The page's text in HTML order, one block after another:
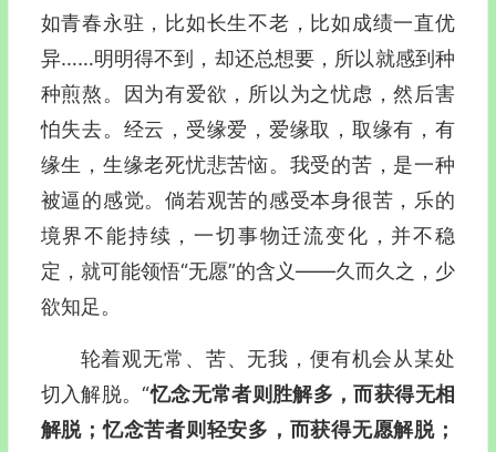
如青春永驻，比如长生不老，比如成绩一直优
异……明明得不到，却还总想要，所以就感到种
种煎熬。因为有爱欲，所以为之忧虑，然后害
怕失去。经云， 受缘爱 ，爱缘取，取缘有，有
缘生，生缘老死忧悲苦恼。我受的苦，是一种
被逼的感觉。倘若观苦的感受本身很苦，乐的
境界不能持续，一切事物迁流变化，并不稳
定，就可能领悟“无愿”的含义—―久而久之，少
欲知足。
轮着观无常、苦、无我，便有机会从某处
切入解脱。“忆念无常者则胜解多，而获得无相
解脱；忆念苦者则轻安多，而获得无愿解脱；